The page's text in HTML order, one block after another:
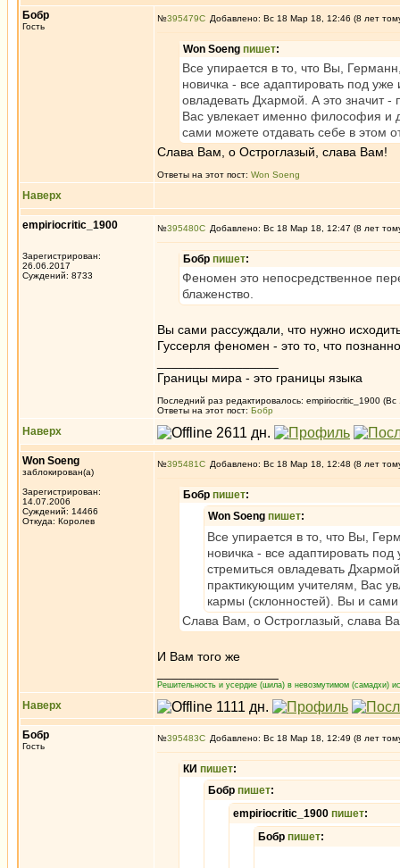
Бобр
Гость
№395479 Добавлено: Вс 18 Мар 18, 12:46 (8 лет
Won Soeng пишет:
Все упирается в то, что Вы,
новичка - все адаптировать под
овладевать Дхармой. А это значит
Вас увлекает именно философия и
сами можете отдавать себе в этом
Слава Вам, о Остроглазый, слава Вам!
Ответы на этот пост: Won Soeng
Наверх
empiriocritic_1900
Зарегистрирован:
26.06.2017
Суждений: 8733
№395480 Добавлено: Вс 18 Мар 18, 12:47 (8 лет
Бобр пишет:
Феномен это непосредственное
блаженство.
Вы сами рассуждали, что нужно
Гуссерля феномен - это то, что
Границы мира - это границы языка
Последний раз редактировалось: empiriocritic_1900
Ответы на этот пост: Бобр
Наверх
Won Soeng
заблокирован(а)
Зарегистрирован:
14.07.2006
Суждений: 14466
Откуда: Королев
№395481 Добавлено: Вс 18 Мар 18, 12:48 (8 лет
Бобр пишет:
Won Soeng пишет:
Все упирается в то, что Вы,
новичка - все адаптировать
стремиться овладевать
практикующим учителям, Вас
кармы (склонностей). Вы и сами
Слава Вам, о Остроглазый, слава
И Вам того же
Решительность и усердие (шила) в невозмутимом (самадхи)
Наверх
Бобр
Гость
№395483 Добавлено: Вс 18 Мар 18, 12:49 (8 лет
КИ пишет:
Бобр пишет:
empiriocritic_1900 пишет:
Бобр пишет: